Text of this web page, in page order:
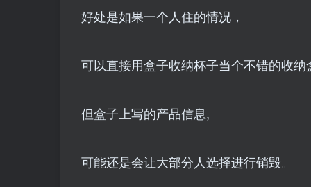
好处是如果一个人住的情况，
可以直接用盒子收纳杯子当个不错的收纳
但盒子上写的产品信息,
可能还是会让大部分人选择进行销毁。